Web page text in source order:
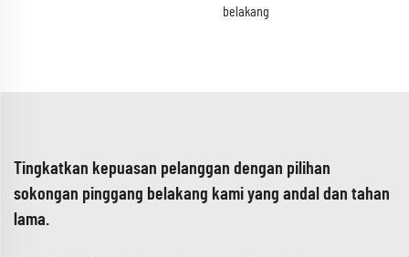
belakang
Tingkatkan kepuasan pelanggan dengan pilihan
sokongan pinggang belakang kami yang andal dan tahan
lama.